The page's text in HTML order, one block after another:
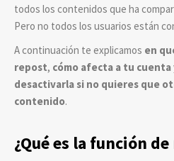
todos los contenidos que ha
Pero no todos los usuarios están
A continuación te explicamos en
repost, cómo afecta a tu cuenta
desactivarla si no quieres que
contenido.
¿Qué es la función